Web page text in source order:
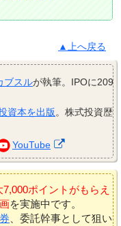
▲上へ戻る
ブスルが執筆。IPOに209
資本を出版。株式投資歴
YouTube
ポイントがもらえ
を実施中です。
、委託幹事として狙い